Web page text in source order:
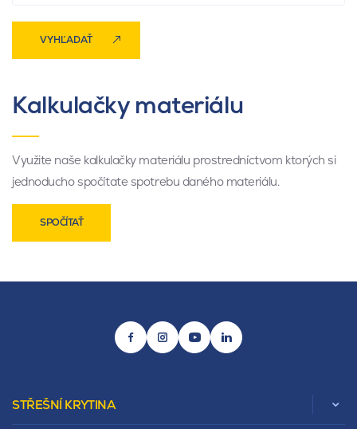
VYHĽADAŤ
Kalkulačky materiálu
Využite naše kalkulačky materiálu prostredníctvom ktorých si
jednoducho spočítate spotrebu daného materiálu.
SPOČÍTAŤ
STŘEŠNÍ KRYTINA